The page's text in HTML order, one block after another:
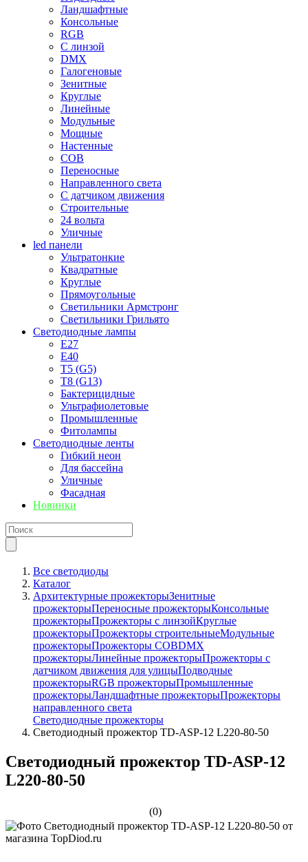
Ландшафтные
Консольные
RGB
С линзой
DMX
Галогеновые
Зенитные
Круглые
Линейные
Модульные
Мощные
Настенные
COB
Переносные
Направленного света
С датчиком движения
Строительные
24 вольта
Уличные
led панели
Ультратонкие
Квадратные
Круглые
Прямоугольные
Светильники Армстронг
Светильники Грильято
Светодиодные лампы
E27
Е40
T5 (G5)
T8 (G13)
Бактерицидные
Ультрафиолетовые
Промышленные
Фитолампы
Светодиодные ленты
Гибкий неон
Для бассейна
Уличные
Фасадная
Новинки
Все светодиоды
Каталог
Архитектурные прожекторыЗенитные
прожекторыПереносные прожекторыКонсольные
прожекторыПрожекторы с линзойКруглые
прожекторыПрожекторы строительныеМодульные
прожекторыПрожекторы COBDMX
прожекторыЛинейные прожекторыПрожекторы с
датчиком движения для улицыПодводные
прожекторыRGB прожекторыПромышленные
прожекторыЛандшафтные прожекторыПрожекторы
направленного света
Светодиодные прожекторы
Светодиодный прожектор TD-ASP-12 L220-80-50
Светодиодный прожектор TD-ASP-12
L220-80-50
(0)